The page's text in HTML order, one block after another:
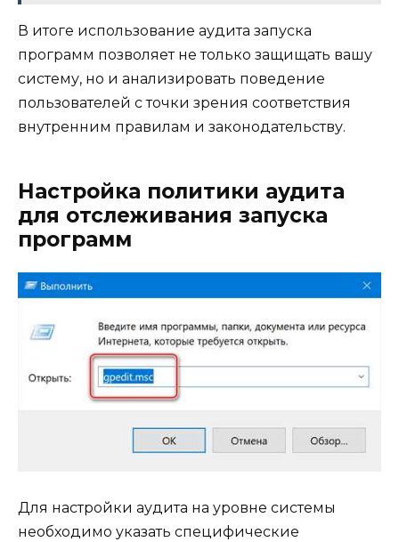
В итоге использование аудита запуска
программ позволяет не только защищать вашу
систему, но и анализировать поведение
пользователей с точки зрения соответствия
внутренним правилам и законодательству.
Настройка политики аудита
для отслеживания запуска
программ
Для настройки аудита на уровне системы
необходимо указать специфические